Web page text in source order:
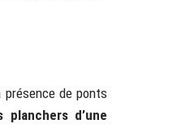
de ponts
planchers d’une